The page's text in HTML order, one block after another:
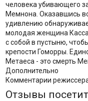
человека убивающего
Мемнона. Оказавшись
удивлению
молодая женщина
с собой в пустыню,
крепости Гоморры.
Метаеса - это смерть
Дополнительно
Комментарии
Отзывы